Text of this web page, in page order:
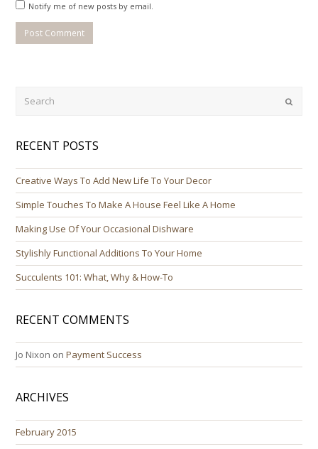
Notify me of new posts by email.
Submit
RECENT POSTS
Creative Ways To Add New Life To Your Decor
Simple Touches To Make A House Feel Like A Home
Making Use Of Your Occasional Dishware
Stylishly Functional Additions To Your Home
Succulents 101: What, Why & How-To
RECENT COMMENTS
Jo Nixon onPayment Success
ARCHIVES
February 2015